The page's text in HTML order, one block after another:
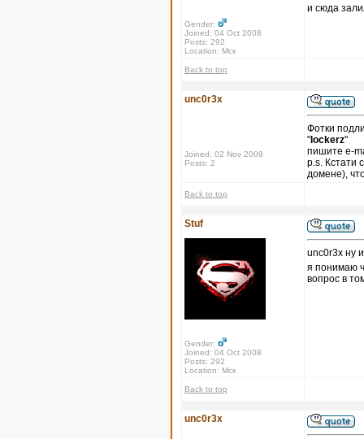
Gender:
Joined: 04 Oct 2008
Posts: 292
Location: Мск
и сюда
Back to top
unc0r3x
Joined: 02 Nov 2009
Posts: 2
Фотки
" lockerz"
пишите e-
p.s. Кстати
домене),
Back to top
Stuf
Gender:
Joined: 04 Oct 2008
Posts: 292
Location: Мск
unc0r3x ну
я понимаю
вопрос в
Back to top
unc0r3x